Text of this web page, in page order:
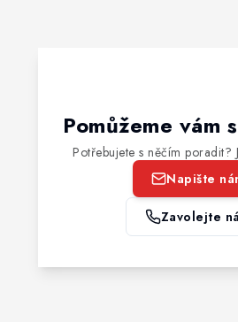
Pomůžeme vám
Potřebujete s něčím poradit?
Napište
Zavolejte